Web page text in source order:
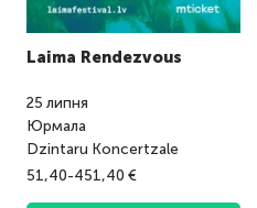
Laima Rendezvous
25 липня
Юрмала
Dzintaru Koncertzale
51,40-451,40 €